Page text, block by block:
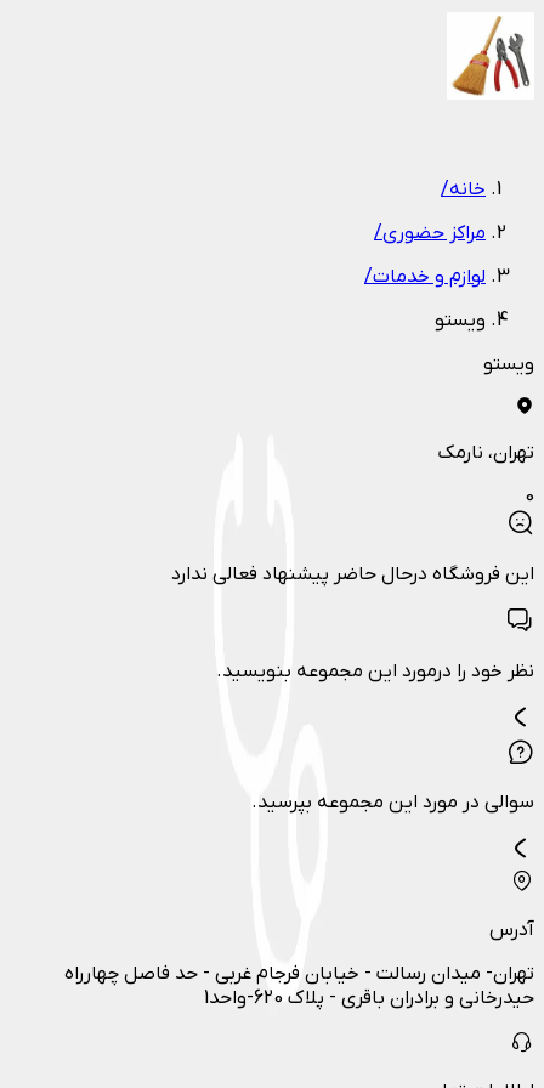
خانه/
مراکز حضوری/
لوازم و خدمات/
ویستو
ویستو
تهران، نارمک
0
این فروشگاه درحال حاضر پیشنهاد فعالی ندارد
نظر خود را درمورد این مجموعه بنویسید.
سوالی در مورد این مجموعه بپرسید.
آدرس
تهران- میدان رسالت - خیابان فرجام غربی - حد فاصل چهارراه
حیدرخانی و برادران باقری - پلاک 620-واحد1